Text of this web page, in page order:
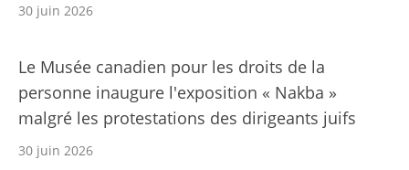
30 juin 2026
Le Musée canadien pour les droits de la
personne inaugure l'exposition « Nakba »
malgré les protestations des dirigeants juifs
30 juin 2026